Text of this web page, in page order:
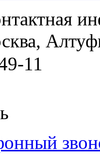
,
11